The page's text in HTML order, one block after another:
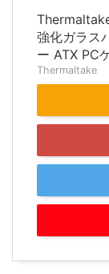
強化ガラス
ー ATX PC
Thermaltake